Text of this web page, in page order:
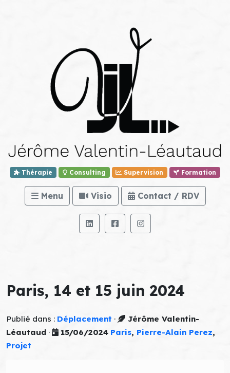
Thérapie Consulting Supervision Formation
Menu Visio Contact / RDV
Paris, 14 et 15 juin 2024
Publié dans : Déplacement ·
Jérôme Valentin-
Léautaud · 15/06/2024 Paris, Pierre-Alain Perez,
Projet